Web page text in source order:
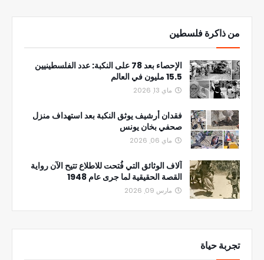
من ذاكرة فلسطين
الإحصاء بعد 78 على النكبة: عدد الفلسطينيين
15.5 مليون في العالم
ماي 13, 2026
فقدان أرشيف يوثق النكبة بعد استهداف منزل
صحفي بخان يونس
ماي 06, 2026
آلاف الوثائق التي فُتحت للاطلاع تتيح الآن رواية
القصة الحقيقية لما جرى عام 1948
مارس 09, 2026
تجربة حياة